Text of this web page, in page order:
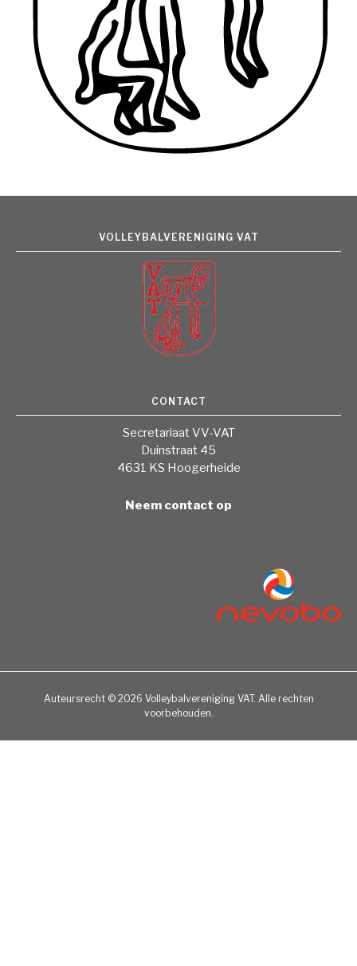
VOLLEYBALVERENIGING VAT
CONTACT
Secretariaat VV-VAT
Duinstraat 45
4631 KS Hoogerheide
Neem contact op
Auteursrecht © 2026 Volleybalvereniging VAT. Alle rechten
voorbehouden.